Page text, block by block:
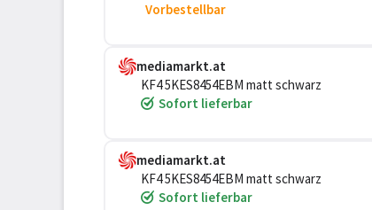
Vorbestellbar
mediamarkt.at
KF4 5KES8454EBM matt schwarz
Sofort lieferbar
mediamarkt.at
KF4 5KES8454EBM matt schwarz
Sofort lieferbar